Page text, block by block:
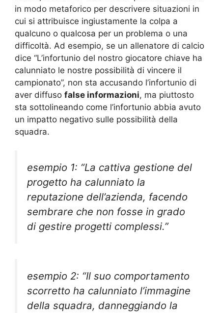
in modo metaforico per descrivere situazioni in
cui si attribuisce ingiustamente la colpa a
qualcuno o qualcosa per un problema o una
difficoltà. Ad esempio, se un allenatore di calcio
dice “L’infortunio del nostro giocatore chiave ha
calunniato le nostre possibilità di vincere il
campionato”, non sta accusando l’infortunio di
aver diffuso false informazioni, ma piuttosto
sta sottolineando come l’infortunio abbia avuto
un impatto negativo sulle possibilità della
squadra.
esempio 1: “La cattiva gestione del
progetto ha calunniato la
reputazione dell’azienda, facendo
sembrare che non fosse in grado
di gestire progetti complessi.”
esempio 2: “Il suo comportamento
scorretto ha calunniato l’immagine
della squadra, danneggiando la